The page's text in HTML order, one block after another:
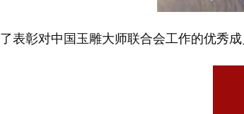
表彰对中国玉雕大师联合会工作的优秀